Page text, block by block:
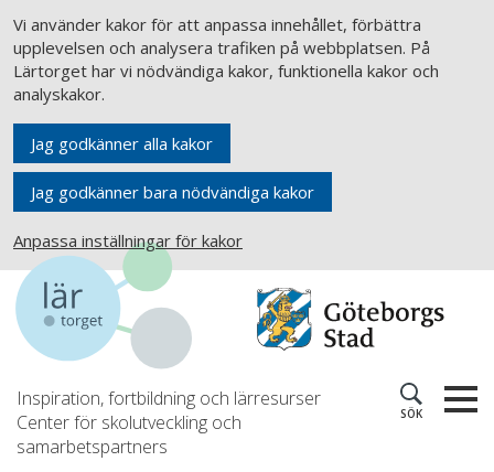
Vi använder kakor för att anpassa innehållet, förbättra
upplevelsen och analysera trafiken på webbplatsen. På
Lärtorget har vi nödvändiga kakor, funktionella kakor och
analyskakor.
Jag godkänner alla kakor
Jag godkänner bara nödvändiga kakor
Anpassa inställningar för kakor
Inspiration, fortbildning och lärresurser
Center för skolutveckling och
samarbetspartners
SÖK